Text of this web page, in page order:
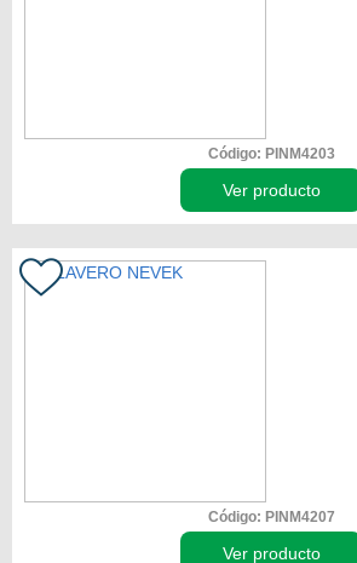
Código: PINM4203
Ver producto
Código: PINM4207
Ver producto